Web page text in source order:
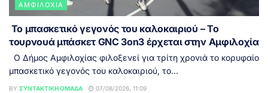
ΑΜΦΙΛΟΧΊΑ
Το μπασκετικό γεγονός του καλοκαιριού – Το
τουρνουά μπάσκετ GNC 3on3 έρχεται στην Αμφιλοχία
Ο Δήμος Αμφιλοχίας φιλοξενεί για τρίτη χρονιά το κορυφαίο
μπασκετικό γεγονός του καλοκαιριού, το...
BY ΣΥΝΤΑΚΤΙΚΉ ΟΜΆΔΑ 07/08/2026, 11:09